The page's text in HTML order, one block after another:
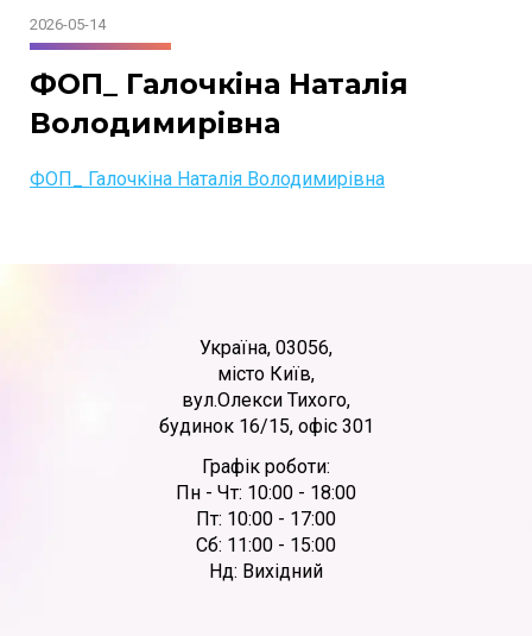
2026-05-14
ФОП_ Галочкіна Наталія
Володимирівна
ФОП_ Галочкіна Наталія Володимирівна
Україна, 03056,
місто Київ,
вул.Олекси Тихого,
будинок 16/15, офіс 301
Графік роботи:
Пн - Чт: 10:00 - 18:00
Пт: 10:00 - 17:00
Сб: 11:00 - 15:00
Нд: Вихідний